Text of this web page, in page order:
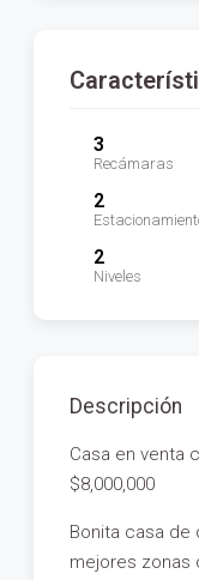
3
Recámaras
2
2
Niveles
Descripción
Casa en venta
$8,000,000
Bonita casa de
mejores zonas